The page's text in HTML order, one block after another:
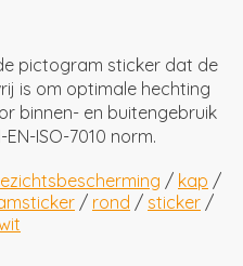
pictogram sticker dat de
is om optimale hechting
binnen- en buitengebruik
ISO-7010 norm.
/ kap /
/ rond / sticker /